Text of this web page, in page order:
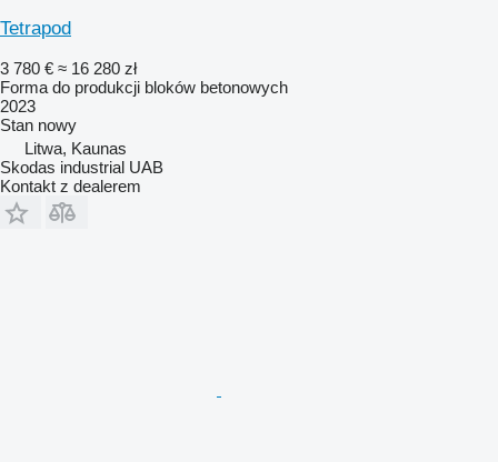
Tetrapod
3 780 € ≈ 16 280 zł
Forma do produkcji bloków betonowych
2023
Stan nowy
Litwa, Kaunas
Skodas industrial UAB
Kontakt z dealerem